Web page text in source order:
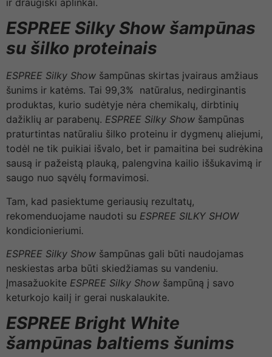
ESPREE Silky Show šampūnas
su šilko proteinais
ESPREE Silky Show šampūnas skirtas įvairaus amžiaus
šunims ir katėms. Tai 99,3% natūralus, nedirginantis
produktas, kurio sudėtyje nėra chemikalų, dirbtinių
dažiklių ar parabenų. ESPREE Silky Show šampūnas
praturtintas natūraliu šilko proteinu ir dygmenų aliejumi,
todėl ne tik puikiai išvalo, bet ir pamaitina bei sudrėkina
sausą ir pažeistą plauką, palengvina kailio iššukavimą ir
saugo nuo sąvėlų formavimosi.
Tam, kad pasiektume geriausių rezultatų,
rekomenduojame naudoti su ESPREE SILKY SHOW
kondicionieriumi.
ESPREE Silky Show šampūnas gali būti naudojamas
neskiestas arba būti skiedžiamas su vandeniu.
Įmasažuokite ESPREE Silky Show šampūną į savo
keturkojo kailį ir gerai nuskalaukite.
ESPREE Bright White
šampūnas baltiems šunims